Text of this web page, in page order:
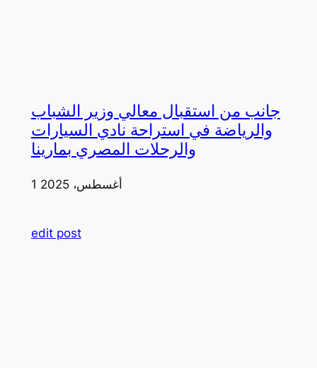
جانب من استقبال معالي وزير الشباب
والرياضة في استراحة نادي السيارات
والرحلات المصري بمارينا
1 أغسطس، 2025
edit post